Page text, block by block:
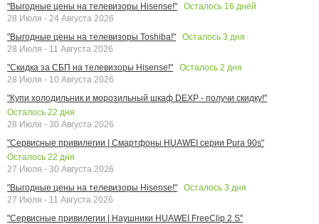
"Выгодные цены на телевизоры Hisense!"
Осталось 16 дней
28 Июля - 24 Августа 2026
"Выгодные цены на телевизоры Toshiba!"
Осталось 3 дня
28 Июля - 11 Августа 2026
"Скидка за СБП на телевизоры Hisense!"
Осталось 2 дня
28 Июля - 10 Августа 2026
"Купи холодильник и морозильный шкаф DEXP - получи скидку!"
Осталось 22 дня
28 Июля - 30 Августа 2026
"Сервисные привилегии | Смартфоны HUAWEI серии Pura 90s"
Осталось 22 дня
27 Июля - 30 Августа 2026
"Выгодные цены на телевизоры Hisense!"
Осталось 3 дня
27 Июля - 11 Августа 2026
"Сервисные привилегии | Наушники HUAWEI FreeClip 2 S"